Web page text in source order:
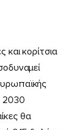
και κορίτσια
2030
θα